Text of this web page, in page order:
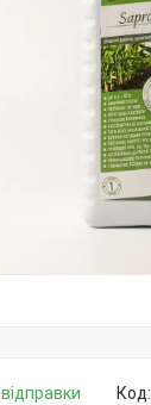
Код: